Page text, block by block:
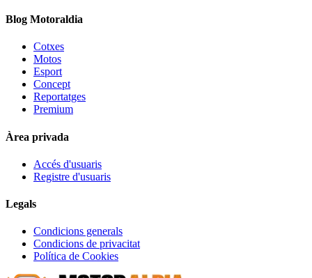
Blog Motoraldia
Cotxes
Motos
Esport
Concept
Reportatges
Premium
Àrea privada
Accés d'usuaris
Registre d'usuaris
Legals
Condicions generals
Condicions de privacitat
Política de Cookies